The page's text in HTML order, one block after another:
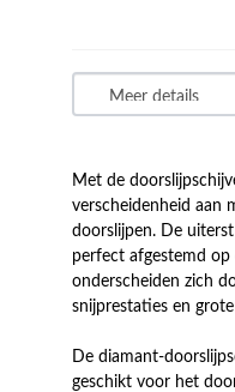
Met de
verscheidenheid aan
doorslijpen. De
perfect afgestemd op
onderscheiden zich
snijprestaties en
De diamant-
geschikt voor het